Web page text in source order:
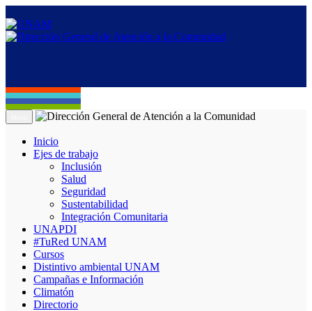
Inicio
Ejes de trabajo
Inclusión
Salud
Seguridad
Sustentabilidad
Integración Comunitaria
UNAPDI
#TuRed UNAM
Cursos
Distintivo ambiental UNAM
Campañas e Información
Climatón
Directorio